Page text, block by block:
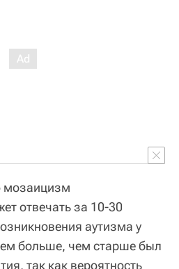
мозаицизм
отвечать за 10-30
аутизма у
больше, чем старше был
так как вероятность